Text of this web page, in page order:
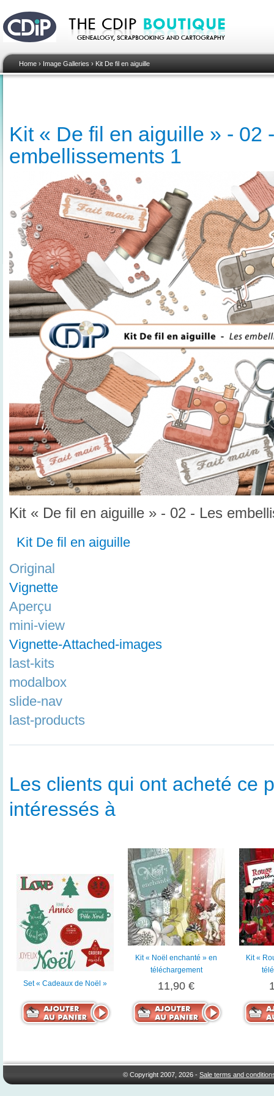
Home › Image Galleries › Kit De fil en aiguille
Kit « De fil en aiguille » - 02
embellissements 1
Kit « De fil en aiguille » - 02 - Les
Kit De fil en aiguille
Original
Vignette
Aperçu
mini-view
Vignette-Attached-images
last-kits
modalbox
slide-nav
last-products
Les clients qui ont acheté ce
intéressés à
Set « Cadeaux de Noël »
Kit « Noël enchanté » en
téléchargement
11,90 €
Kit «
© Copyright 2007, 2026 -Sale terms and